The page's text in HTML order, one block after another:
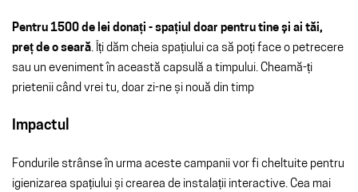
Pentru 1500 de lei donați - spațiul doar pentru tine și ai tăi,
preț de o seară. Îți dăm cheia spațiului ca să poți face o petrecere
sau un eveniment în această capsulă a timpului. Cheamă-ți
prietenii când vrei tu, doar zi-ne și nouă din timp
Impactul
Fondurile strânse în urma aceste campanii vor fi cheltuite pentru
igienizarea spațiului și crearea de instalații interactive. Cea mai